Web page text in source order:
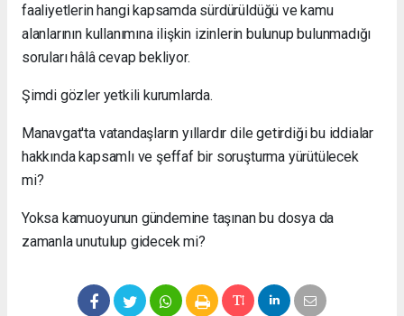
faaliyetlerin hangi kapsamda sürdürüldüğü ve kamu
alanlarının kullanımına ilişkin izinlerin bulunup bulunmadığı
soruları hâlâ cevap bekliyor.
Şimdi gözler yetkili kurumlarda.
Manavgat'ta vatandaşların yıllardır dile getirdiği bu iddialar
hakkında kapsamlı ve şeffaf bir soruşturma yürütülecek
mi?
Yoksa kamuoyunun gündemine taşınan bu dosya da
zamanla unutulup gidecek mi?